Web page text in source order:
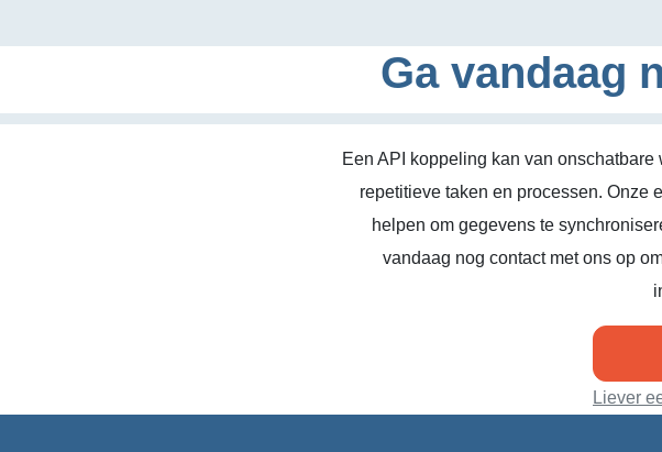
Ga vandaag
Een API koppeling kan van
repetitieve taken en processen. Onze
helpen om gegevens te
vandaag nog contact met ons op
Liever